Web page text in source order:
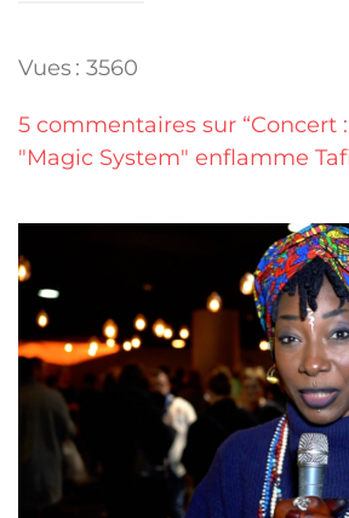
Vues : 3560
5 commentaires sur “Concert
"Magic System" enflamme